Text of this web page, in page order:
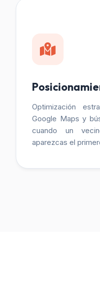
Optimización
Google Maps y
cuando un
aparezcas el